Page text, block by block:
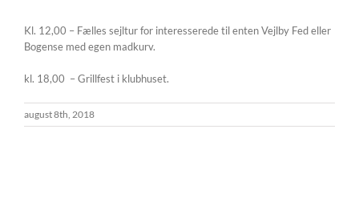
Kl. 12,00 – Fælles sejltur for interesserede til enten Vejlby Fed eller
Bogense med egen madkurv.
kl. 18,00 – Grillfest i klubhuset.
august 8th, 2018